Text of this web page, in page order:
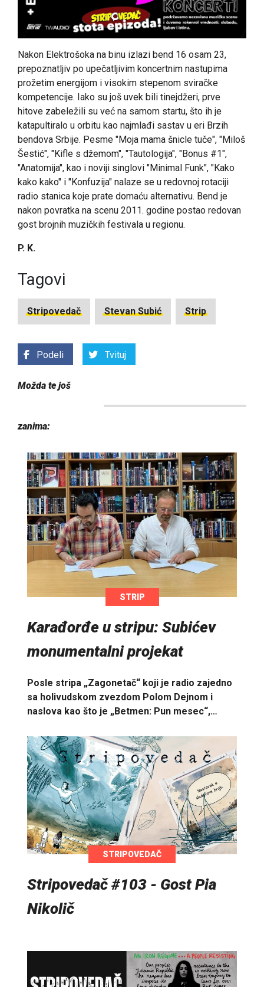
Nakon Elektrošoka na binu izlazi bend 16 osam 23,
prepoznatljiv po upečatljivim koncertnim nastupima
prožetim energijom i visokim stepenom sviračke
kompetencije. Iako su još uvek bili tinejdžeri, prve
hitove zabeležili su već na samom startu, što ih je
katapultiralo u orbitu kao najmlađi sastav u eri Brzih
bendova Srbije. Pesme "Moja mama šnicle tuče", "Miloš
Šestić", "Kifle s džemom", "Tautologija", "Bonus #1",
"Anatomija", kao i noviji singlovi "Minimal Funk", "Kako
kako kako" i "Konfuzija" nalaze se u redovnoj rotaciji
radio stanica koje prate domaću alternativu. Bend je
nakon povratka na scenu 2011. godine postao redovan
gost brojnih muzičkih festivala u regionu.
P. K.
Tagovi
Stripovedač Stevan Subić Strip
Podeli Tvituj
Možda te još
zanima:
STRIP
Karađorđe u stripu: Subićev
monumentalni projekat
Posle stripa „Zagonetač“ koji je radio zajedno
sa holivudskom zvezdom Polom Dejnom i
naslova kao što je „Betmen: Pun mesec“,…
STRIPOVEDAČ
Stripovedač #103 - Gost Pia
Nikolič